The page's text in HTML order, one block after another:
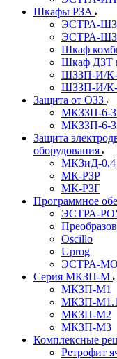
Шкафы РЗА
ЭСТРА-
ЭСТРА-
Шкаф
Шкаф ДЗТ
ШЗЗП-И/К-
ШЗЗП-И/К-
Защита от ОЗЗ
МКЗЗП-6-
МКЗЗП-6-
Защита
оборудования
МКЗиД-0,4
МК-РЗР
МК-РЗГ
Программное
ЭСТРА-
Oscillo
Uprog
ЭСТРА-
Серия МКЗП-М
МКЗП-М1
МКЗП-М1.1
МКЗП-М2
МКЗП-М3
Комплексные
Ретрофит